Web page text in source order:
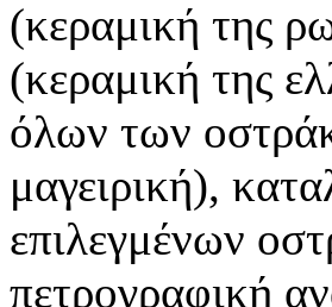
(κεραμική της
(κεραμική της
όλων των
μαγειρική),
επιλεγμένων
πετρογραφική